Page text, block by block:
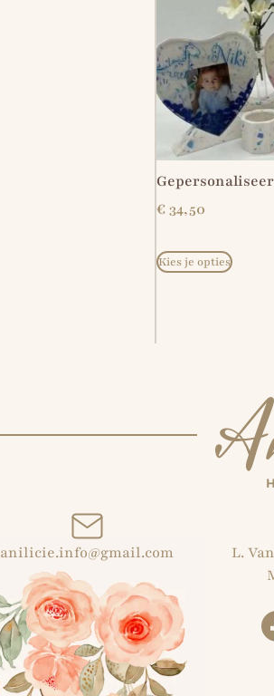
€34,50
Kies je opties
anilicie.info@gmail.com
L.